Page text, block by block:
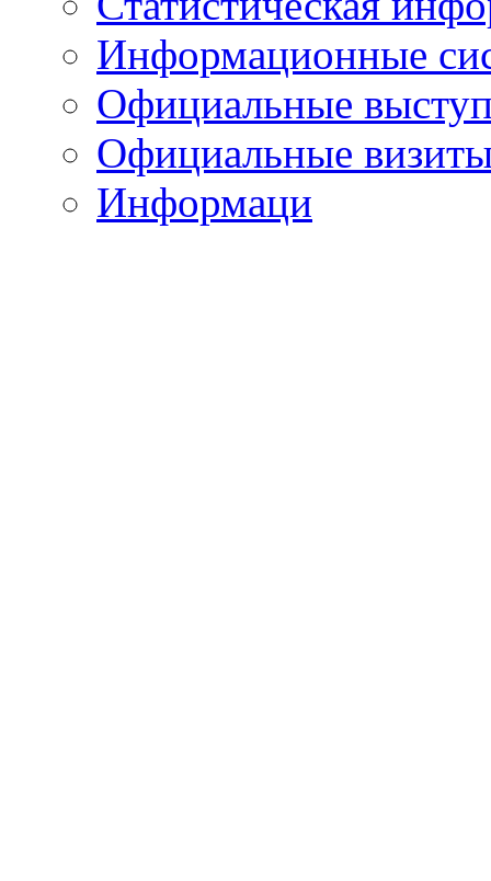
Информационные
Официальные
Официальные
Информаци